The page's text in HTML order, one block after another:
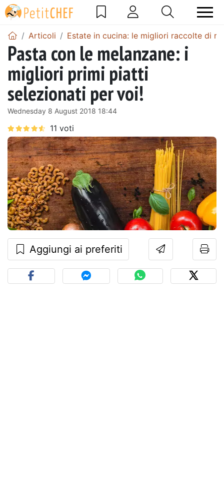
Articoli Estate in cucina: le migliori raccolte di
Pasta con le melanzane: i
migliori primi piatti
selezionati per voi!
Wednesday 8 August 2018 18:44
Aggiungi ai preferiti